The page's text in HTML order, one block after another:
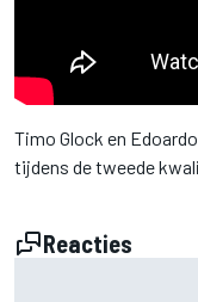
Timo Glock en
tijdens de tweede
Reacties